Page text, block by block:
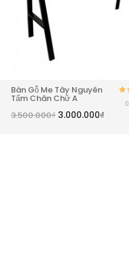
Bàn Gỗ Me Tây Nguyên
Tấm Chân Chữ A
3.500.000₫ 3.000.000₫